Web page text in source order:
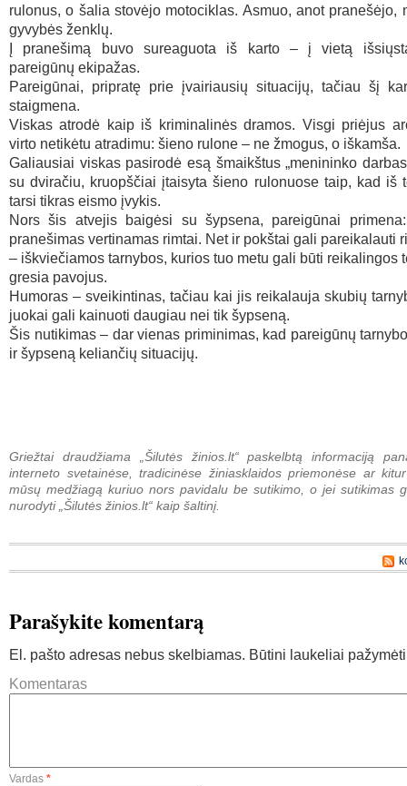
rulonus, o šalia stovėjo motociklas. Asmuo, anot pranešėjo,
gyvybės ženklų.
Į pranešimą buvo sureaguota iš karto – į vietą
pareigūnų ekipažas.
Pareigūnai, pripratę prie įvairiausių situacijų, tačiau šį
staigmena.
Viskas atrodė kaip iš kriminalinės dramos. Visgi priėjus
virto netikėtu atradimu: šieno rulone – ne žmogus, o iškamša.
Galiausiai viskas pasirodė esą šmaikštus „menininko
su dviračiu, kruopščiai įtaisyta šieno rulonuose taip, kad iš
tarsi tikras eismo įvykis.
Nors šis atvejis baigėsi su šypsena, pareigūnai
pranešimas vertinamas rimtai. Net ir pokštai gali pareikalauti
– iškviečiamos tarnybos, kurios tuo metu gali būti reikalingos
gresia pavojus.
Humoras – sveikintinas, tačiau kai jis reikalauja skubių
juokai gali kainuoti daugiau nei tik šypseną.
Šis nutikimas – dar vienas priminimas, kad pareigūnų
ir šypseną keliančių situacijų.
Griežtai draudžiama „Šilutės žinios.lt“ paskelbtą informaciją
interneto svetainėse, tradicinėse žiniasklaidos priemonėse ar
mūsų medžiagą kuriuo nors pavidalu be sutikimo, o jei sutikimas
nurodyti „Šilutės žinios.lt“ kaip šaltinį.
Parašykite komentarą
El. pašto adresas nebus skelbiamas. Būtini laukeliai
Komentaras
Vardas *